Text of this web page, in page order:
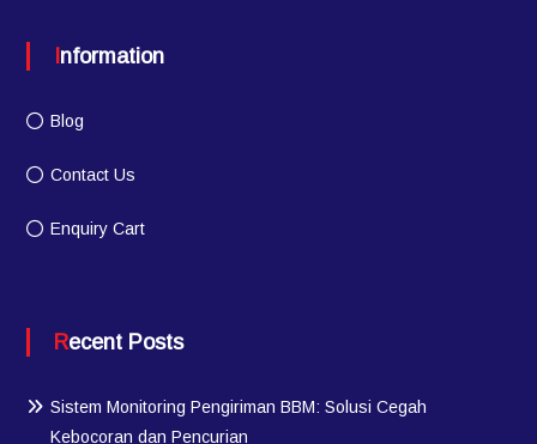
Information
Blog
Contact Us
Enquiry Cart
Recent Posts
Sistem Monitoring Pengiriman BBM: Solusi Cegah
Kebocoran dan Pencurian